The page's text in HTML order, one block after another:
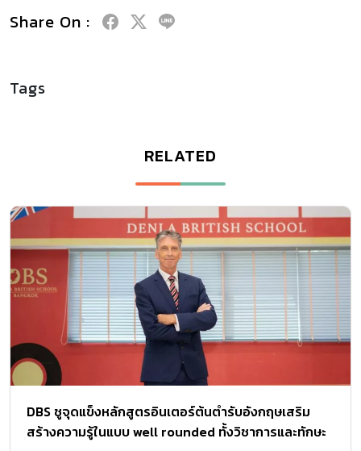
Share On :
Tags
RELATED
DBS ชูจุดแข็งหลักสูตรอินเตอร์ต้นตำรับอังกฤษเสริม
สร้างความรู้ในแบบ well rounded ทั้งวิชาการและทักษะ